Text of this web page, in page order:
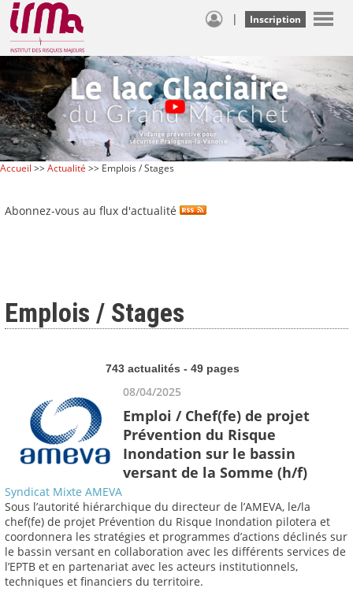
| Inscription
Accueil >>Actualité >> Emplois / Stages
Abonnez-vous au flux d'actualité
Emplois / Stages
743 actualités - 49 pages
08/04/2025
Emploi / Chef(fe) de projet
Prévention du Risque
Inondation sur le bassin
versant de la Somme (h/f)
Syndicat Mixte AMEVA
Sous l’autorité hiérarchique du directeur de l’AMEVA, le/la
chef(fe) de projet Prévention du Risque Inondation pilotera et
coordonnera les stratégies et programmes d’actions déclinés sur
le bassin versant en collaboration avec les différents services de
l’EPTB et en partenariat avec les acteurs institutionnels,
techniques et financiers du territoire.